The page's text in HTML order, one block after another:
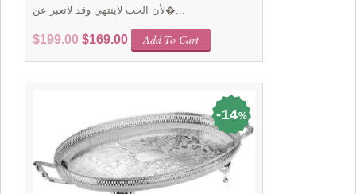
لأن الحب لاينتهي وقد لاتعبر عن�...
$199.00 Original
$199.00.
$169.00Current
price
$169.00.
Add To Cart
14%